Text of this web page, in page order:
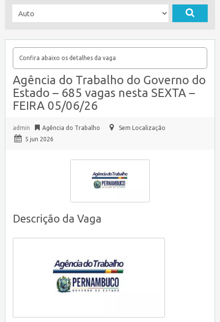
Confira abaixo os detalhes da vaga
Agência do Trabalho do Governo do
Estado – 685 vagas nesta SEXTA –
FEIRA 05/06/26
admin Agência do Trabalho
Sem Localização
5 jun 2026
Descrição da Vaga